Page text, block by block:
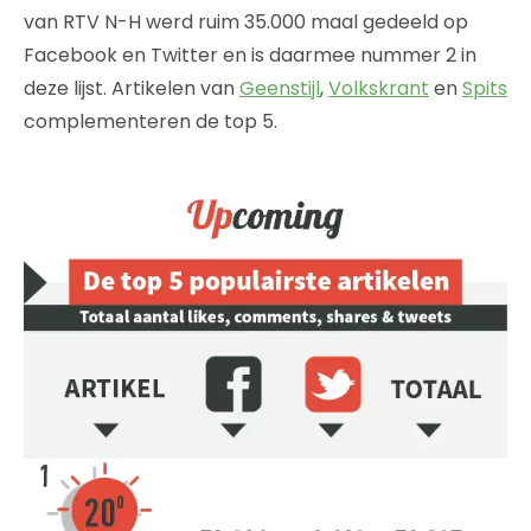
van RTV N-H werd ruim 35.000 maal gedeeld op
Facebook en Twitter en is daarmee nummer 2 in
deze lijst. Artikelen vanGeenstijl,Volkskrant enSpits
complementeren de top 5.